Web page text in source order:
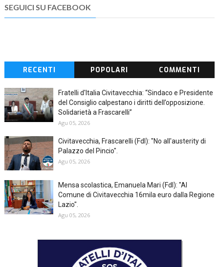
SEGUICI SU FACEBOOK
RECENTI POPOLARI COMMENTI
Fratelli d'Italia Civitavecchia: “Sindaco e Presidente
del Consiglio calpestano i diritti dell’opposizione.
Solidarietà a Frascarelli”
Agu 05, 2026
Civitavecchia, Frascarelli (FdI): "No all'austerity di
Palazzo del Pincio".
Agu 05, 2026
Mensa scolastica, Emanuela Mari (FdI): "Al
Comune di Civitavecchia 16mila euro dalla Regione
Lazio".
Agu 05, 2026